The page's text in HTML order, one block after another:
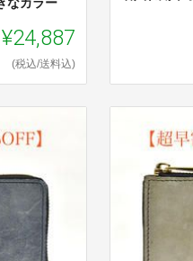
¥24,887
(税込/送料込)